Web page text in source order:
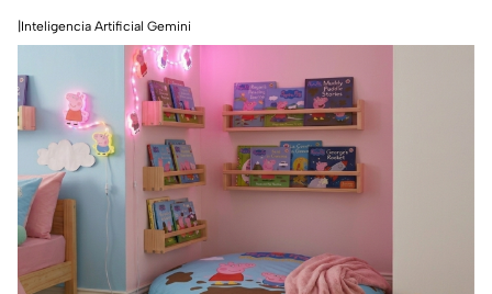
|Inteligencia Artificial Gemini